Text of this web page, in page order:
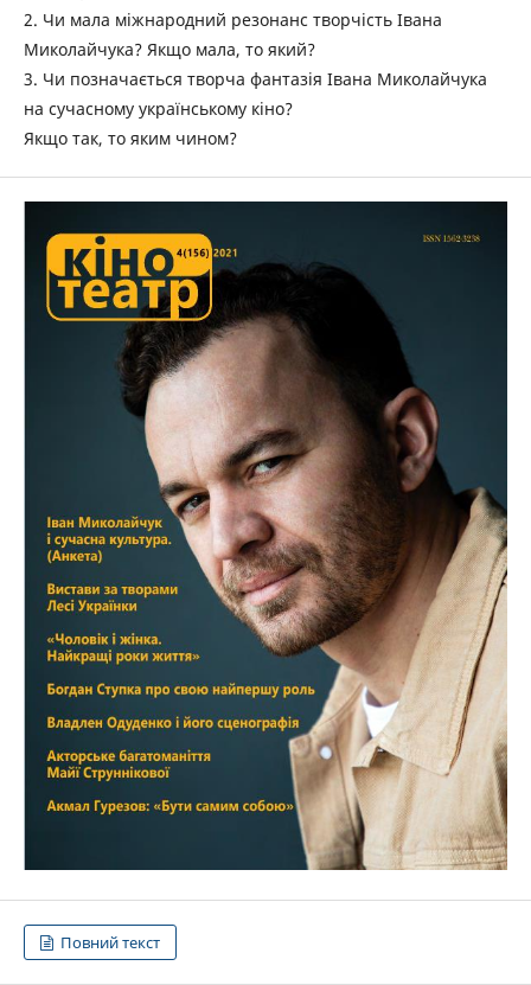
2. Чи мала міжнародний резонанс творчість Івана
Миколайчука? Якщо мала, то який?
3. Чи позначається творча фантазія Івана Миколайчука
на сучасному українському кіно?
Якщо так, то яким чином?
Повний текст